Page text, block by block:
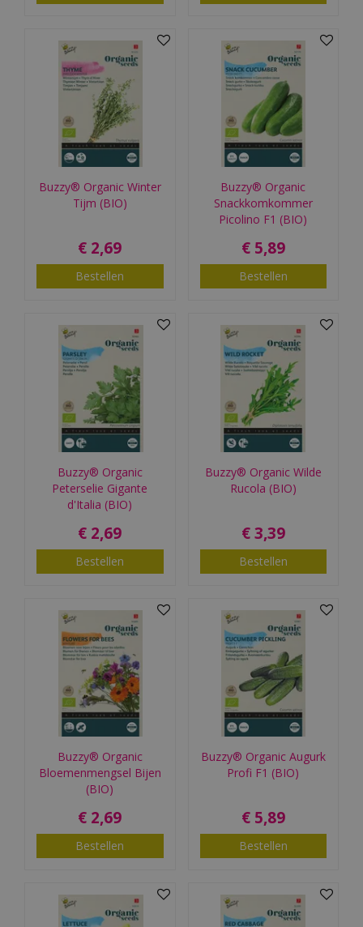
Buzzy® Organic Winter
Tijm (BIO)
€ 2,69
Bestellen
Buzzy® Organic
Snackkomkommer
Picolino F1 (BIO)
€ 5,89
Bestellen
Buzzy® Organic
Peterselie Gigante
d'Italia (BIO)
€ 2,69
Bestellen
Buzzy® Organic Wilde
Rucola (BIO)
€ 3,39
Bestellen
Buzzy® Organic
Bloemenmengsel Bijen
(BIO)
€ 2,69
Bestellen
Buzzy® Organic Augurk
Profi F1 (BIO)
€ 5,89
Bestellen